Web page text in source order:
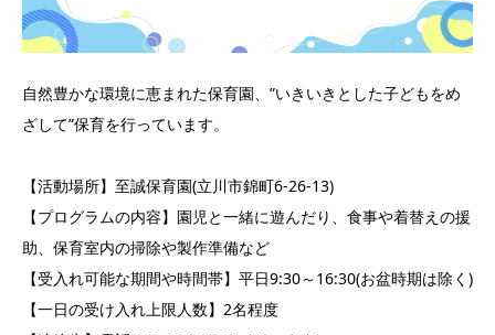
自然豊かな環境に恵まれた保育園、”いきいきとした子どもをめ
ざして”保育を行っています。
【活動場所】至誠保育園(立川市錦町6‐26‐13)
【プログラムの内容】園児と一緒に遊んだり、食事や着替えの援
助、保育室内の掃除や製作準備など
【受入れ可能な期間や時間帯】平日9:30～16:30(お盆時期は除く)
【一日の受け入れ上限人数】2名程度